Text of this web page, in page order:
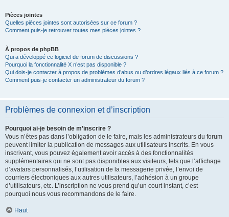
Pièces jointes
Quelles pièces jointes sont autorisées sur ce forum ?
Comment puis-je retrouver toutes mes pièces jointes ?
À propos de phpBB
Qui a développé ce logiciel de forum de discussions ?
Pourquoi la fonctionnalité X n’est pas disponible ?
Qui dois-je contacter à propos de problèmes d’abus ou d’ordres légaux liés à ce forum ?
Comment puis-je contacter un administrateur du forum ?
Problèmes de connexion et d’inscription
Pourquoi ai-je besoin de m’inscrire ?
Vous n’êtes pas dans l’obligation de le faire, mais les administrateurs du forum
peuvent limiter la publication de messages aux utilisateurs inscrits. En vous
inscrivant, vous pouvez également avoir accès à des fonctionnalités
supplémentaires qui ne sont pas disponibles aux visiteurs, tels que l’affichage
d’avatars personnalisés, l’utilisation de la messagerie privée, l’envoi de
courriers électroniques aux autres utilisateurs, l’adhésion à un groupe
d’utilisateurs, etc. L’inscription ne vous prend qu’un court instant, c’est
pourquoi nous vous recommandons de le faire.
Haut